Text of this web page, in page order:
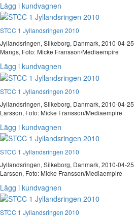
Lägg i kundvagnen
STCC 1 Jyllandsringen 2010
Jyllandsringen, Silkeborg, Danmark, 2010-04-
Mangs, Foto: Micke Fransson/Mediaempire
Lägg i kundvagnen
STCC 1 Jyllandsringen 2010
Jyllandsringen, Silkeborg, Danmark, 2010-04-
Larsson, Foto: Micke Fransson/Mediaempire
Lägg i kundvagnen
STCC 1 Jyllandsringen 2010
Jyllandsringen, Silkeborg, Danmark, 2010-04-
Larsson, Foto: Micke Fransson/Mediaempire
Lägg i kundvagnen
STCC 1 Jyllandsringen 2010